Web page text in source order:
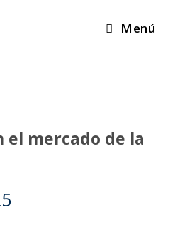
Menú
el mercado de la